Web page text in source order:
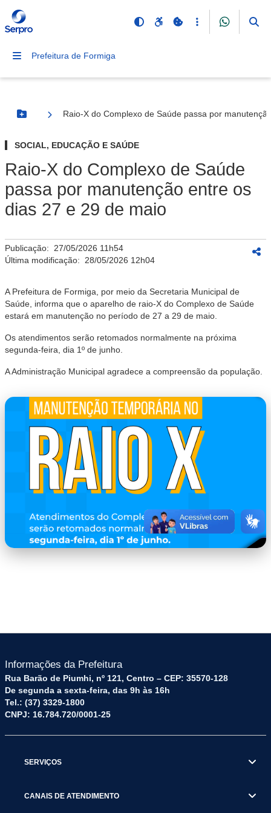
Prefeitura de Formiga
Botão Menu
Raio-X do Complexo de Saúde passa por
SOCIAL, EDUCAÇÃO E SAÚDE
Raio-X do Complexo de Saúde
passa por manutenção entre os
dias 27 e 29 de maio
Publicação: 27/05/2026 11h54
Última modificação: 28/05/2026 12h04
A Prefeitura de Formiga, por meio da Secretaria Municipal de
Saúde, informa que o aparelho de raio-X do Complexo de Saúde
estará em manutenção no período de 27 a 29 de maio.
Os atendimentos serão retomados normalmente na próxima
segunda-feira, dia 1º de junho.
A Administração Municipal agradece a compreensão da população.
Informações da Prefeitura
Rua Barão de Piumhi, nº 121, Centro – CEP: 35570-128
De segunda a sexta-feira, das 9h às 16h
Tel.: (37) 3329-1800
CNPJ: 16.784.720/0001-25
SERVIÇOS
CANAIS DE ATENDIMENTO